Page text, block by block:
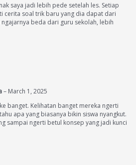
saya jadi lebih pede setelah les. Setiap
cerita soal trik baru yang dia dapat dari
beda dari guru sekolah, lebih
– March 1, 2025
banget. Kelihatan banget mereka ngerti
apa yang biasanya bikin siswa nyangkut.
sampai ngerti betul konsep yang jadi kunci